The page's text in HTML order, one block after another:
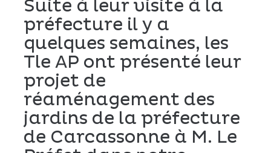
Suite à leur visite à la
préfecture il y a
quelques semaines, les
Tle AP ont présenté leur
projet de
réaménagement des
jardins de la préfecture
de Carcassonne à M. Le